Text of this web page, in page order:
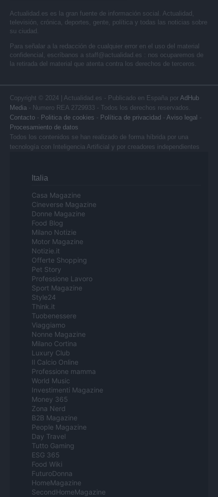
Actualidad.es es la gran fuente de información social. Actualidad,
televisión, crónica, deportes, gente, política y todas las noticias sobre
su ciudad.
Para señalar a la redacción de cualquier error en el uso del material
confidencial, escríbanos a staff@actualidad.es : nos ocuparemos de
la retirada del material que atenta contra los derechos de terceros.
Copyright © 2024 | Actualidad.es - Publicado en España por AdHub
Media - Numero REA 2729933 - Todos los derechos reservados.
Contacto - Politica de cookies - Política de privacidad - Aviso legal -
Procesamiento de datos
Todos los contenidos se han realizado de forma híbrida por una
tecnología con Inteligencia Artificial y por creadores independientes
Italia
Casa Magazine
Cineverse Magazine
Donne Magazine
Food Blog
Milano Notizie
Motor Magazine
Notizie.it
Offerte Shopping
Pet Story
Professione Lavoro
Sport Magazine
Style24
Think.it
Tuobenessere
Viaggiamo
Nonne Magazine
Milano Cortina
Luxury Club
Il Calcio Online
Professione mamma
World Music
Investimenti Magazine
Money 365
Zona Nerd
B2B Magazine
People Magazine
Day Travel
Tutto Gaming
ESG 365
Food Wiki
FuturoDonna
HomeMagazine
SecondHomeMagazine